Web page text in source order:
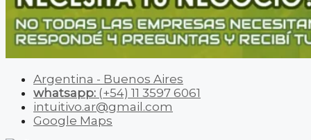
Argentina - Buenos Aires
whatsapp: (+54) 11 3597 6061
intuitivo.ar@gmail.com
Google Maps